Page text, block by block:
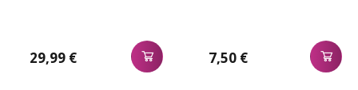
29,99 € 7,50 €